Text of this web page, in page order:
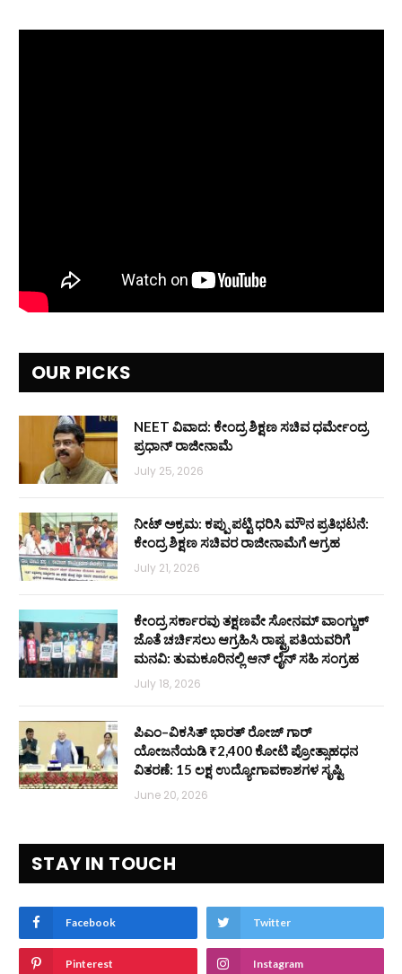
OUR PICKS
NEET ವಿವಾದ: ಕೇಂದ್ರ ಶಿಕ್ಷಣ ಸಚಿವ ಧರ್ಮೇಂದ್ರ
ಪ್ರಧಾನ್ ರಾಜೀನಾಮೆ
July 25, 2026
ನೀಟ್ ಅಕ್ರಮ: ಕಪ್ಪು ಪಟ್ಟಿ ಧರಿಸಿ ಮೌನ ಪ್ರತಿಭಟನೆ:
ಕೇಂದ್ರ ಶಿಕ್ಷಣ ಸಚಿವರ ರಾಜೀನಾಮೆಗೆ ಆಗ್ರಹ
July 21, 2026
ಕೇಂದ್ರ ಸರ್ಕಾರವು ತಕ್ಷಣವೇ ಸೋನಮ್ ವಾಂಗ್ಚುಕ್
ಜೊತೆ ಚರ್ಚಿಸಲು ಆಗ್ರಹಿಸಿ ರಾಷ್ಟ್ರಪತಿಯವರಿಗೆ
ಮನವಿ: ತುಮಕೂರಿನಲ್ಲಿ ಆನ್‌ ಲೈನ್ ಸಹಿ ಸಂಗ್ರಹ
July 18, 2026
ಪಿಎಂ–ವಿಕಸಿತ್ ಭಾರತ್ ರೋಜ್‌ ಗಾರ್
ಯೋಜನೆಯಡಿ ₹2,400 ಕೋಟಿ ಪ್ರೋತ್ಸಾಹಧನ
ವಿತರಣೆ: 15 ಲಕ್ಷ ಉದ್ಯೋಗಾವಕಾಶಗಳ ಸೃಷ್ಟಿ
June 20, 2026
STAY IN TOUCH
Facebook Twitter
Pinterest Instagram